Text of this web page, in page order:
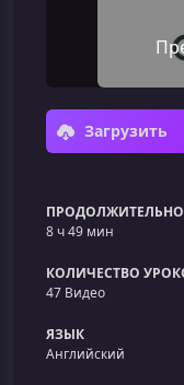
Загрузить
8 ч 49 мин
КОЛИЧЕСТВО
47 Видео
ЯЗЫК
Английский